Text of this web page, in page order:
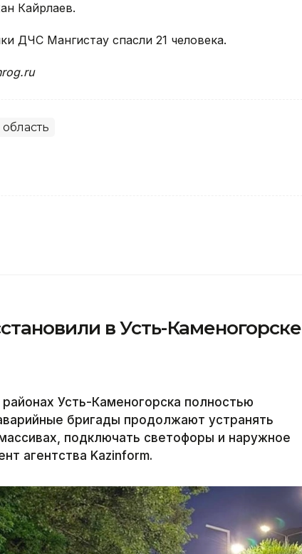
Кайрлаев.
ДЧС Мангистау спасли 21 человека.
в Усть-Каменогорске
Усть-Каменогорска полностью
бригады продолжают устранять
подключать светофоры и наружное
агентства Kazinform.